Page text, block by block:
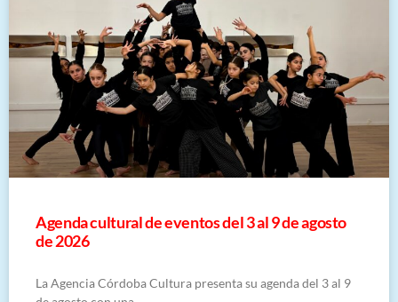
​Agenda cultural de eventos del 3 al 9 de agosto
de 2026
La Agencia Córdoba Cultura presenta su agenda del 3 al 9